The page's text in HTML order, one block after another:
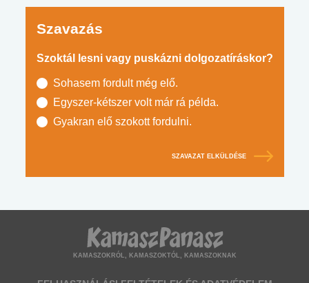
Szavazás
Szoktál lesni vagy puskázni dolgozatíráskor?
Sohasem fordult még elő.
Egyszer-kétszer volt már rá példa.
Gyakran elő szokott fordulni.
SZAVAZAT ELKÜLDÉSE
KAMASZOKRÓL, KAMASZOKTÓL, KAMASZOKNAK